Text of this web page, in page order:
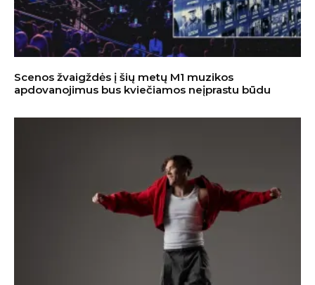
Scenos žvaigždės į šių metų M1 muzikos
apdovanojimus bus kviečiamos neįprastu būdu